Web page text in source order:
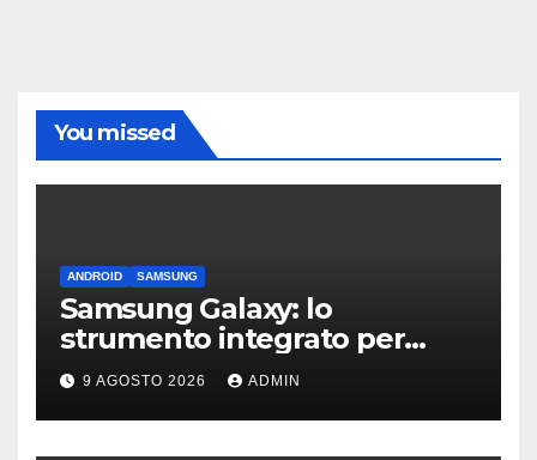
You missed
ANDROID SAMSUNG
Samsung Galaxy: lo
strumento integrato per
liberare spazio sullo
smartphone
9 AGOSTO 2026 ADMIN